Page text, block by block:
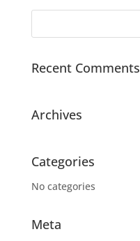
Recent Comments
Archives
Categories
No categories
Meta